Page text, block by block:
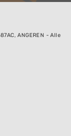
ANGEREN - Alle